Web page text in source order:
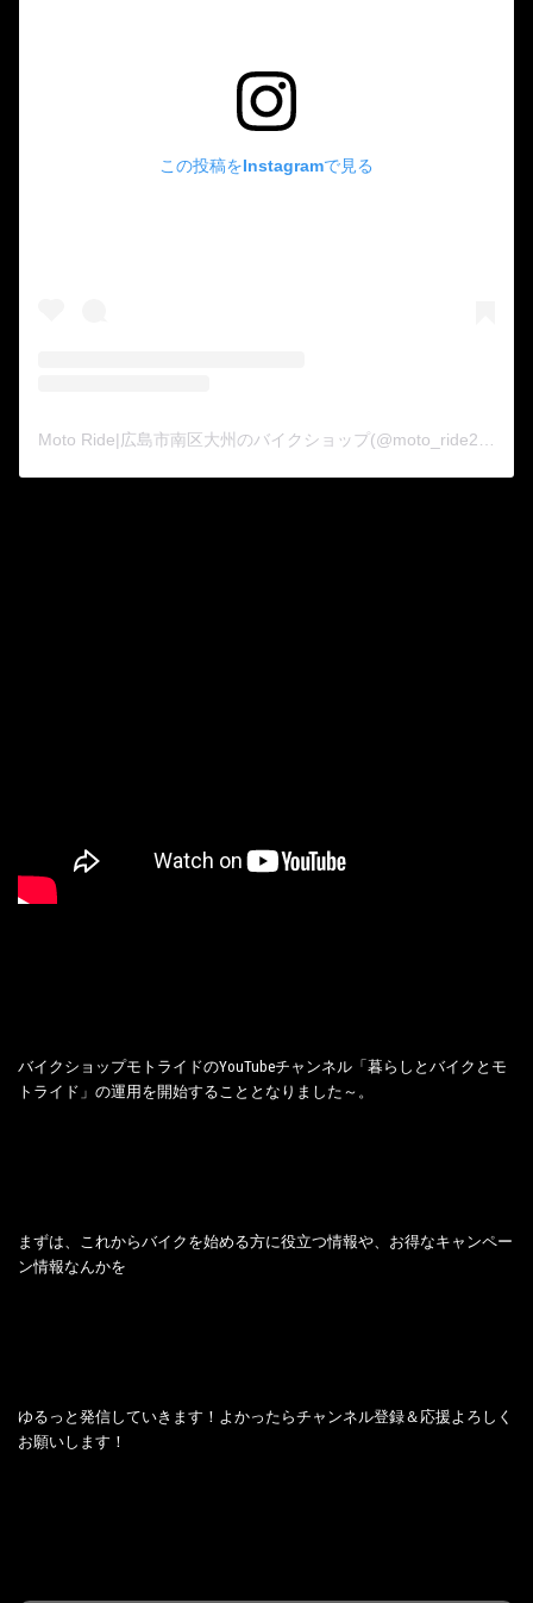
この投稿をInstagramで見る
Moto Ride|広島市南区大州のバイクショップ(@moto_ride2015)がシェアした投稿
バイクショップモトライドのYouTubeチャンネル「暮らしとバイクとモ
トライド」の運用を開始することとなりました～。
まずは、これからバイクを始める方に役立つ情報や、お得なキャンペー
ン情報なんかを
ゆるっと発信していきます！よかったらチャンネル登録＆応援よろしく
お願いします！